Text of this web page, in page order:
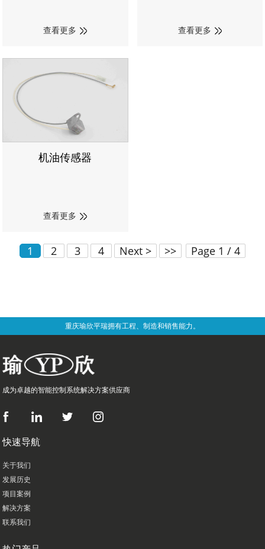
查看更多 查看更多
机油传感器
查看更多
1 2 3 4 Next > >> Page 1 / 4
重庆瑜欣平瑞拥有工程、制造和销售能力。
成为卓越的智能控制系统解决方案供应商
快速导航
关于我们
发展历史
项目案例
解决方案
联系我们